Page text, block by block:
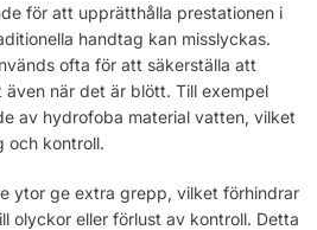
för att upprätthålla prestationen i
handtag kan misslyckas.
ofta för att säkerställa att
när det är blött. Till exempel
av hydrofoba material vatten, vilket
och kontroll.
ytor ge extra grepp, vilket förhindrar
olyckor eller förlust av kontroll. Detta